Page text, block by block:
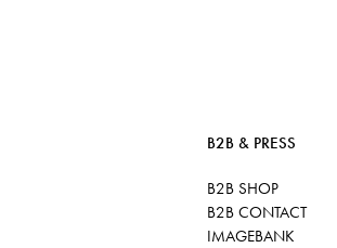
B2B & PRESS
B2B SHOP
B2B CONTACT
IMAGEBANK